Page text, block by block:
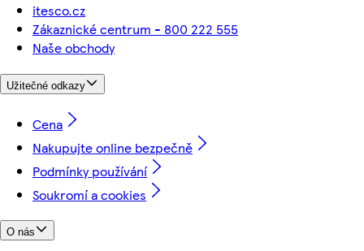
itesco.cz
Zákaznické centrum - 800 222 555
Naše obchody
Užitečné odkazy
Cena
Nakupujte online bezpečně
Podmínky používání
Soukromí a cookies
O nás